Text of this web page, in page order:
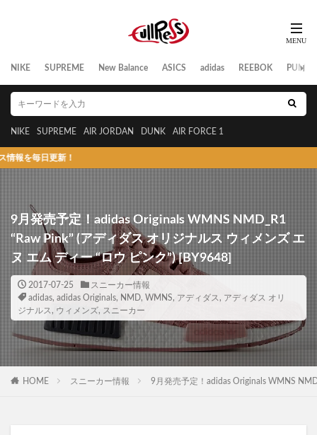
NIKE SUPREME New Balance ASICS adidas REEBOK PUMA
NIKE SUPREME AIR JORDAN DUNK AIR FORCE 1
更新！
9月発売予定！adidas Originals WMNS NMD_R1
“Raw Pink” (アディダス オリジナルス ウィメンズ エ
ヌ エム ディー “ロウ ピンク”) [BY9648]
2017-07-25
スニーカー情報
adidas, adidas Originals, NMD, WMNS, アディダス , アディダス オリ
ジナルス , ウィメンズ, スニーカー
HOME スニーカー情報 9月発売予定！adidas Originals WMNS